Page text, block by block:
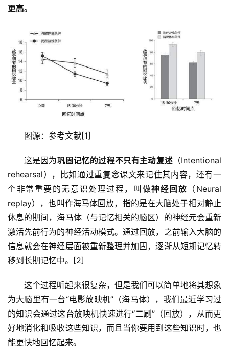
更高。
图源：参考文献[1]
这是因为巩固记忆的过程不只有主动复述（Intentional
rehearsal），比如通过重复念课文来记住其内容，还有一
个非常重要的无意识处理过程，叫做神经回放 （Neural
replay），也叫作海马体回放，指的是在大脑处于相对静止
休息的期间，海马体（与记忆相关的脑区）的神经元会重新
激活先前行为的神经活动模式。通过回放，之前输入大脑的
信息就会在神经层面被重新整理并加固，逐渐从短期记忆转
移到长期记忆中。[2]
这个过程听起来很复杂，但是我们可以简单地将其想象
为大脑里有一台“电影放映机”（海马体），我们最近学习过
的知识会通过这台放映机快速进行“二刷”（回放），从而更
好地消化和吸收这些知识，而且当你要用到这些知识时，也
能更快地回忆起来。